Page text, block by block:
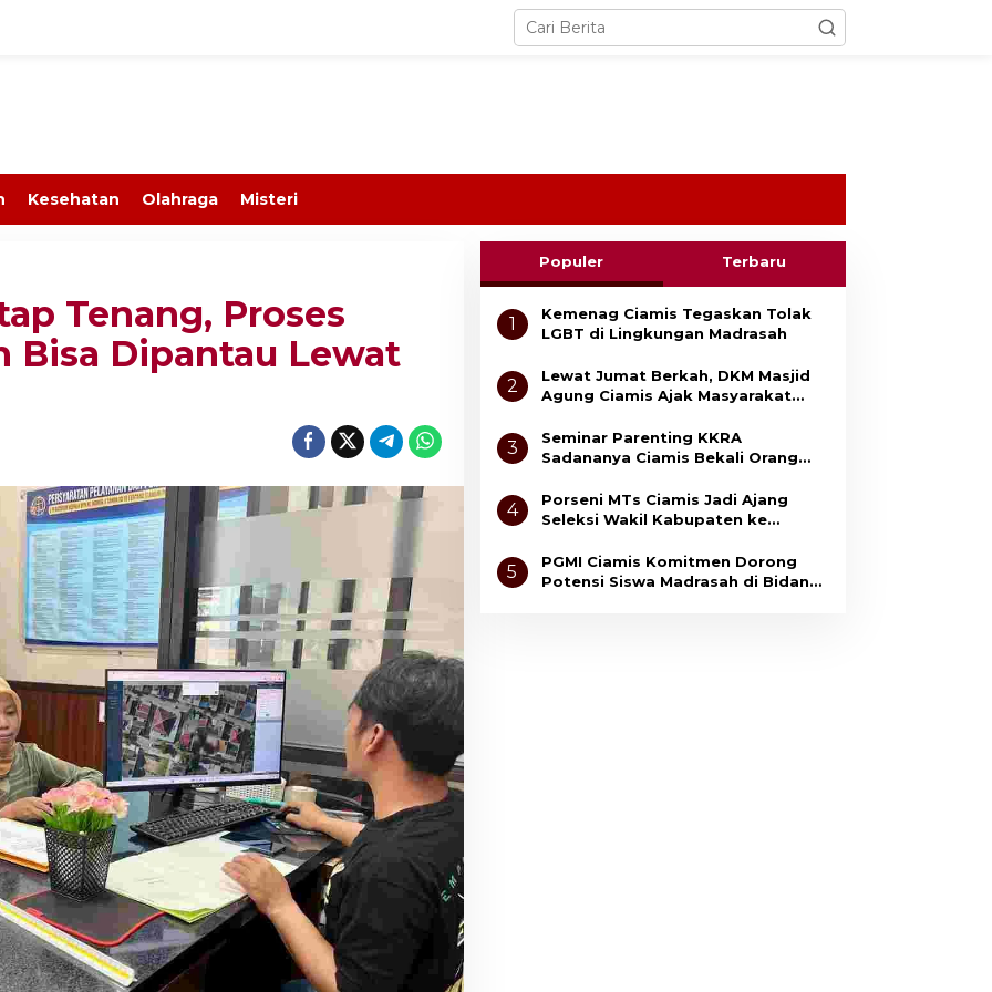
Kesehatan Olahraga Misteri
Tenang, Proses
Bisa Dipantau Lewat
Populer Terbaru
1
Kemenag Ciamis Tegaskan Tolak
LGBT di Lingkungan Madrasah
2
Lewat Jumat Berkah, DKM Masjid
Agung Ciamis Ajak Masyarakat
3
Seminar Parenting KKRA
Sadananya Ciamis Bekali Orang
Anak
4
Porseni MTs Ciamis Jadi Ajang
Seleksi Wakil Kabupaten ke
5
PGMI Ciamis Komitmen Dorong
Potensi Siswa Madrasah di Bidang